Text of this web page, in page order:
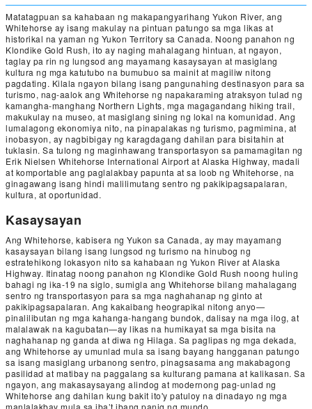
Matatagpuan sa kahabaan ng makapangyarihang Yukon River, ang
Whitehorse ay isang makulay na pintuan patungo sa mga likas at
historikal na yaman ng Yukon Territory sa Canada. Noong panahon ng
Klondike Gold Rush, ito ay naging mahalagang hintuan, at ngayon,
taglay pa rin ng lungsod ang mayamang kasaysayan at masiglang
kultura ng mga katutubo na bumubuo sa mainit at magiliw nitong
pagdating. Kilala ngayon bilang isang pangunahing destinasyon para sa
turismo, nag-aalok ang Whitehorse ng napakaraming atraksyon tulad ng
kamangha-manghang Northern Lights, mga magagandang hiking trail,
makukulay na museo, at masiglang sining ng lokal na komunidad. Ang
lumalagong ekonomiya nito, na pinapalakas ng turismo, pagmimina, at
inobasyon, ay nagbibigay ng karagdagang dahilan para bisitahin at
tuklasin. Sa tulong ng maginhawang transportasyon sa pamamagitan ng
Erik Nielsen Whitehorse International Airport at Alaska Highway, madali
at komportable ang paglalakbay papunta at sa loob ng Whitehorse, na
ginagawang isang hindi malilimutang sentro ng pakikipagsapalaran,
kultura, at oportunidad.
Kasaysayan
Ang Whitehorse, kabisera ng Yukon sa Canada, ay may mayamang
kasaysayan bilang isang lungsod ng turismo na hinubog ng
estratehikong lokasyon nito sa kahabaan ng Yukon River at Alaska
Highway. Itinatag noong panahon ng Klondike Gold Rush noong huling
bahagi ng ika-19 na siglo, sumigla ang Whitehorse bilang mahalagang
sentro ng transportasyon para sa mga naghahanap ng ginto at
pakikipagsapalaran. Ang kakaibang heograpikal nitong anyo—
pinalilibutan ng mga kahanga-hangang bundok, dalisay na mga ilog, at
malalawak na kagubatan—ay likas na humikayat sa mga bisita na
naghahanap ng ganda at diwa ng Hilaga. Sa paglipas ng mga dekada,
ang Whitehorse ay umunlad mula sa isang bayang hangganan patungo
sa isang masiglang urbanong sentro, pinagsasama ang makabagong
pasilidad at matibay na paggalang sa kulturang pamana at kalikasan. Sa
ngayon, ang makasaysayang alindog at modernong pag-unlad ng
Whitehorse ang dahilan kung bakit ito'y patuloy na dinadayo ng mga
manlalakbay mula sa iba’t ibang panig ng mundo.